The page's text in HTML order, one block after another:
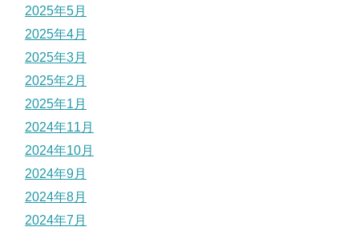
2025年5月
2025年4月
2025年3月
2025年2月
2025年1月
2024年11月
2024年10月
2024年9月
2024年8月
2024年7月